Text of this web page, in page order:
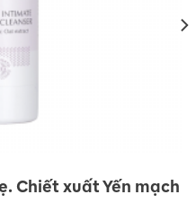
Chiết xuất Yến mạch